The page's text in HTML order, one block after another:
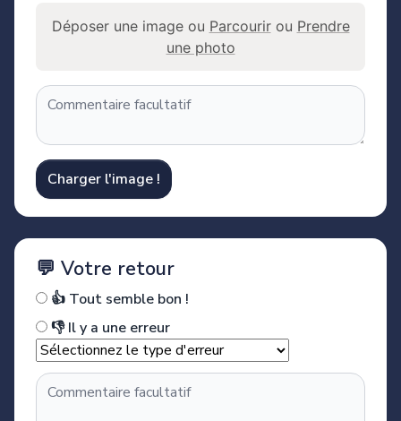
Déposer une image ou Parcourirou Prendre
une photo
Charger l'image !
💬 Votre retour
👍 Tout semble bon !
👎 Il y a une erreur